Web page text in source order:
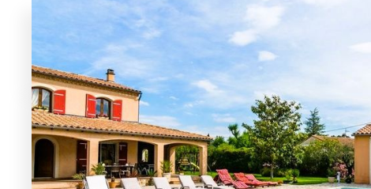
Tarieven Faciliteiten Beoordelingen
Comfortabel
zwembad voor het